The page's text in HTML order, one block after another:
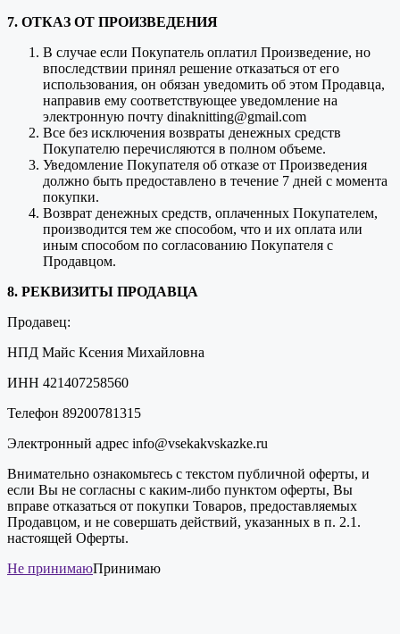
7. ОТКАЗ ОТ ПРОИЗВЕДЕНИЯ
В случае если Покупатель оплатил Произведение, но
впоследствии принял решение отказаться от его
использования, он обязан уведомить об этом Продавца,
направив ему соответствующее уведомление на
электронную почту dinaknitting@gmail.com
Все без исключения возвраты денежных средств
Покупателю перечисляются в полном объеме.
Уведомление Покупателя об отказе от Произведения
должно быть предоставлено в течение 7 дней с момента
покупки.
Возврат денежных средств, оплаченных Покупателем,
производится тем же способом, что и их оплата или
иным способом по согласованию Покупателя с
Продавцом.
8. РЕКВИЗИТЫ ПРОДАВЦА
Продавец:
НПД Майс Ксения Михайловна
ИНН 421407258560
Телефон 89200781315
Электронный адрес info@vsekakvskazke.ru
Внимательно ознакомьтесь с текстом публичной оферты, и
если Вы не согласны с каким-либо пунктом оферты, Вы
вправе отказаться от покупки Товаров, предоставляемых
Продавцом, и не совершать действий, указанных в п. 2.1.
настоящей Оферты.
Не принимаюПринимаю